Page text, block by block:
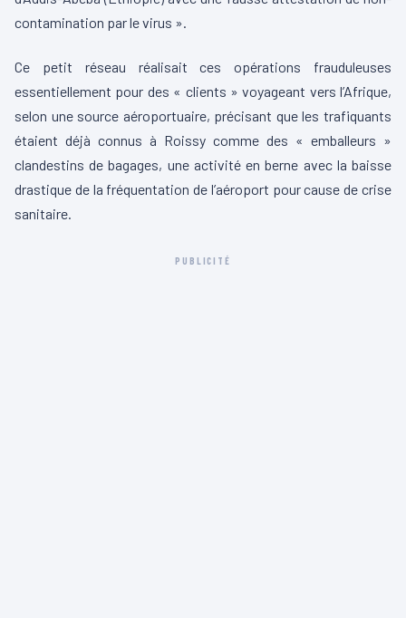
contamination par le virus ».
Ce petit réseau réalisait ces opérations frauduleuses
essentiellement pour des « clients » voyageant vers l’Afrique,
selon une source aéroportuaire, précisant que les trafiquants
étaient déjà connus à Roissy comme des « emballeurs »
clandestins de bagages, une activité en berne avec la baisse
drastique de la fréquentation de l’aéroport pour cause de crise
sanitaire.
PUBLICITÉ